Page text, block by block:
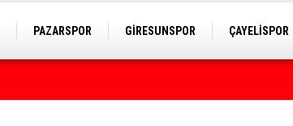
PAZARSPOR GİRESUNSPOR ÇAYELİSPOR